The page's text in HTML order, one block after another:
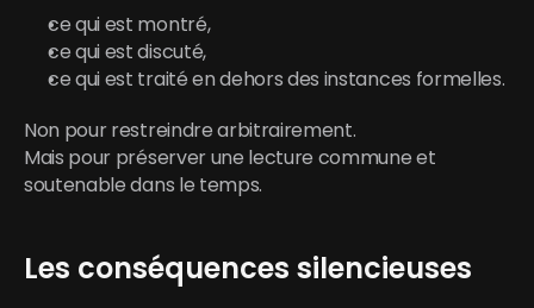
ce qui est montré,
ce qui est discuté,
ce qui est traité en dehors des instances formelles.
Non pour restreindre arbitrairement.
Mais pour préserver une lecture commune et
soutenable dans le temps.
Les conséquences silencieuses